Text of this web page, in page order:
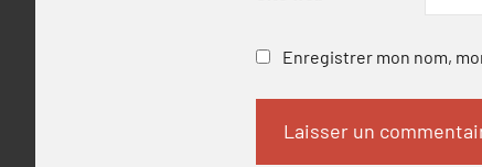
Enregistrer mon nom,